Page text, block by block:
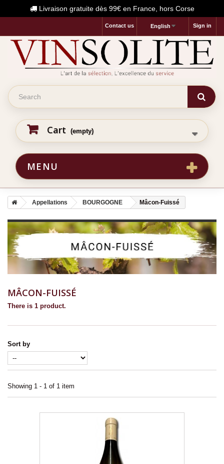
Livraison gratuite dès 99€ en France, hors Corse
Sign in
English
Contact us
Cart (empty)
MENU
Appellations BOURGOGNE Mâcon-Fuissé
MÂCON-FUISSÉ
There is 1 product.
Sort by
Showing 1 - 1 of 1 item